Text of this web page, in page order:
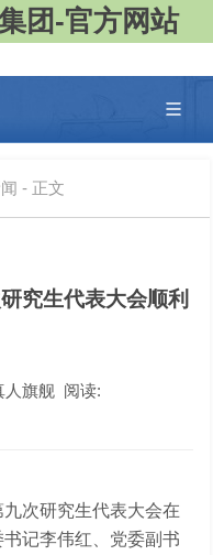
团-官方网站
- 正文
究生代表大会顺利
人旗舰 阅读:
次研究生代表大会在
记李伟红、党委副书